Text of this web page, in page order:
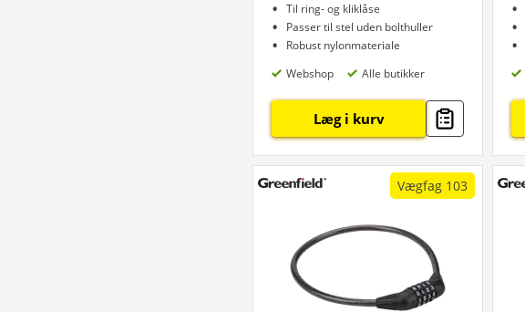
Til ring- og kliklåse
Passer til stel uden bolthuller
Robust nylonmateriale
Webshop
Alle butikker
Læg i kurv
Vægfag 103